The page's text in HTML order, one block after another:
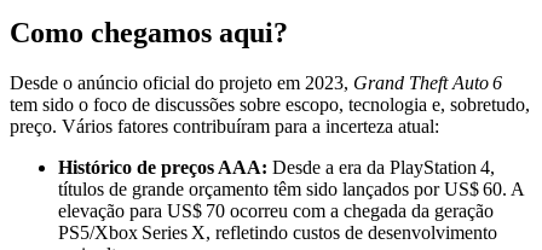
Como chegamos aqui?
Desde o anúncio oficial do projeto em 2023, Grand Theft Auto 6
tem sido o foco de discussões sobre escopo, tecnologia e, sobretudo,
preço. Vários fatores contribuíram para a incerteza atual:
Histórico de preços AAA: Desde a era da PlayStation 4,
títulos de grande orçamento têm sido lançados por US$ 60. A
elevação para US$ 70 ocorreu com a chegada da geração
PS5/Xbox Series X, refletindo custos de desenvolvimento